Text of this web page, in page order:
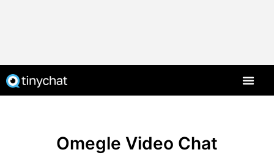
Omegle Video Chat